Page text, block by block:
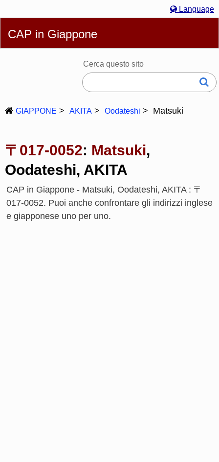
Language
Deutsch
Français Bahasa Melayu
日本語
CAP in Giappone
Cerca questo sito
GIAPPONE AKITA Oodateshi Matsuki
〒017-0052: Matsuki,
Oodateshi, AKITA
CAP in Giappone - Matsuki, Oodateshi, AKITA : 〒
017-0052. Puoi anche confrontare gli indirizzi inglese
e giapponese uno per uno.